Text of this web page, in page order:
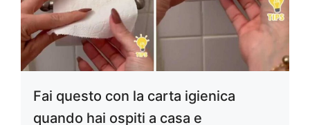
Fai questo con la carta igienica
quando hai ospiti a casa e